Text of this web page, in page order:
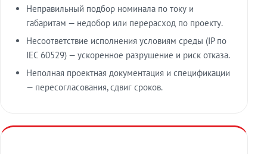
Неправильный подбор номинала по току и
габаритам — недобор или перерасход по проекту.
Несоответствие исполнения условиям среды (IP по
IEC 60529) — ускоренное разрушение и риск отказа.
Неполная проектная документация и спецификации
— пересогласования, сдвиг сроков.